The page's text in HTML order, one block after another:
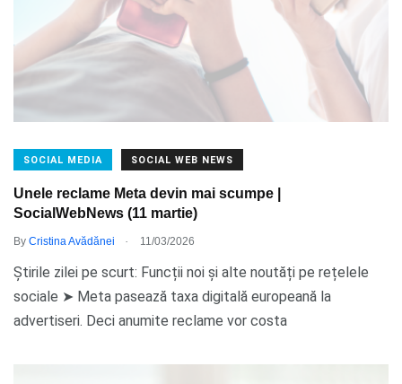
SOCIAL MEDIA SOCIAL WEB NEWS
Unele reclame Meta devin mai scumpe |
SocialWebNews (11 martie)
By Cristina Avădănei . 11/03/2026
Știrile zilei pe scurt: Funcții noi și alte noutăți pe rețelele
sociale ➤ Meta pasează taxa digitală europeană la
advertiseri. Deci anumite reclame vor costa